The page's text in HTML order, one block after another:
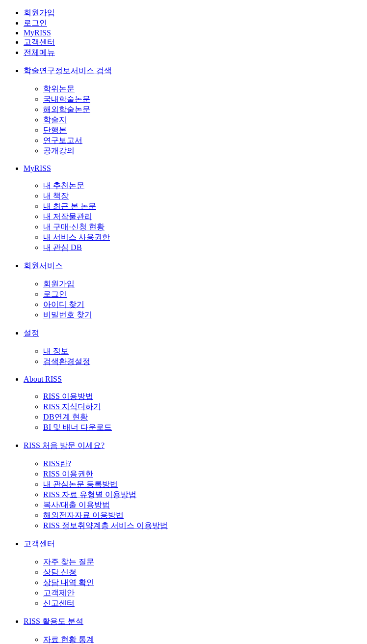
회원가입
로그인
MyRISS
고객센터
전체메뉴
학술연구정보서비스 검색
학위논문
국내학술논문
해외학술논문
학술지
단행본
연구보고서
공개강의
MyRISS
내 추천논문
내 책장
내 최근 본 논문
내 저작물관리
내 구매·신청 현황
내 서비스 사용권한
내 관심 DB
회원서비스
회원가입
로그인
아이디 찾기
비밀번호 찾기
설정
내 정보
검색환경설정
About RISS
RISS 이용방법
RISS 지식더하기
DB연계 현황
BI 및 배너 다운로드
RISS 처음 방문 이세요?
RISS란?
RISS 이용권한
내 관심논문 등록방법
RISS 자료 유형별 이용방법
복사/대출 이용방법
해외전자자료 이용방법
RISS 정보취약계층 서비스 이용방법
고객센터
자주 찾는 질문
상담 신청
상담 내역 확인
고객제안
신고센터
RISS 활용도 분석
자료 현황 통계